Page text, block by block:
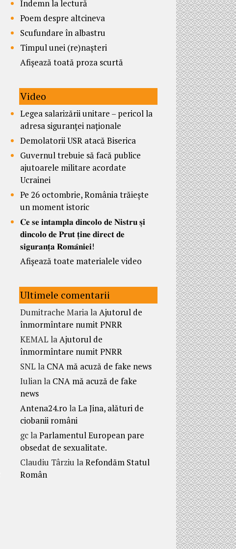
Îndemn la lectură
Poem despre altcineva
Scufundare în albastru
Timpul unei (re)nașteri
Afișează toată proza scurtă
Video
Legea salarizării unitare – pericol la
adresa siguranței naționale
Demolatorii USR atacă Biserica
Guvernul trebuie să facă publice
ajutoarele militare acordate
Ucrainei
Pe 26 octombrie, România trăiește
un moment istoric
𝐂𝐞 𝐬𝐞 𝐢𝐧𝐭𝐚𝐦𝐩𝐥𝐚 𝐝𝐢𝐧𝐜𝐨𝐥𝐨 𝐝𝐞 𝐍𝐢𝐬𝐭𝐫𝐮 𝐬̦𝐢
𝐝𝐢𝐧𝐜𝐨𝐥𝐨 𝐝𝐞 𝐏𝐫𝐮𝐭 𝐭̦𝐢𝐧𝐞 𝐝𝐢𝐫𝐞𝐜𝐭 𝐝𝐞
𝐬𝐢𝐠𝐮𝐫𝐚𝐧𝐭̦𝐚 𝐑𝐨𝐦𝐚̂𝐧𝐢𝐞𝐢!
Afișează toate materialele video
Ultimele comentarii
Dumitrache MarialaAjutorul de
înmormîntare numit PNRR
KEMAL laAjutorul de
înmormîntare numit PNRR
SNL la CNA mă acuză de fake news
Iulianla CNA mă acuză de fake
news
Antena24.ro laLa Jina, alături de
ciobanii români
gclaParlamentul European pare
obsedat de sexualitate.
Claudiu Târziu laRefondăm Statul
Român